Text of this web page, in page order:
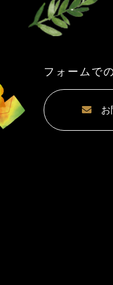
フォームで
お